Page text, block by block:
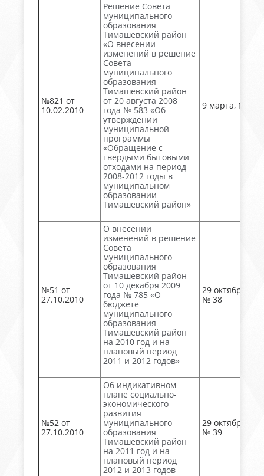
№821 от
10.02.2010
Решение Совета
муниципального
образования
Тимашевский район
«О внесении
изменений в решение
Совета
муниципального
образования
Тимашевский район
от 20 августа 2008
года № 583 «Об
утверждении
муниципальной
программы
«Обращение с
твердыми бытовыми
отходами на период
2008-2012 годы в
муниципальном
образовании
Тимашевский район»
9 марта, № 28
№51 от
27.10.2010
О внесении
изменений в решение
Совета
муниципального
образования
Тимашевский район
от 10 декабря 2009
года № 785 «О
бюджете
муниципального
образования
Тимашевский район
на 2010 год и на
плановый период
2011 и 2012 годов»
29 октября, акт
№ 38
№52 от
27.10.2010
Об индикативном
плане социально-
экономического
развития
муниципального
образования
Тимашевский район
на 2011 год и на
плановый период
2012 и 2013 годов
29 октября, акт
№ 39